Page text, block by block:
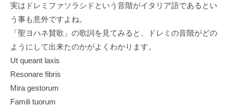
実はドレミファソラシドという音階がイタリア語であるとい
う事も意外ですよね。
「聖ヨハネ賛歌」の歌詞を見てみると、ドレミの音階がどの
ようにして出来たのかがよくわかります。
Ut queant laxis
Resonare fibris
Mira gestorum
Famili tuorum